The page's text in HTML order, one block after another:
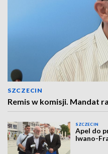
SZCZECIN
Remis w komisji. Mandat
SZCZECIN
Apel do
Iwano-